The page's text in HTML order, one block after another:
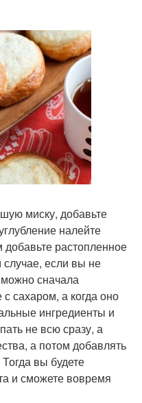
миску, добавьте
налейте
добавьте растопленное
если вы не
сначала
сахаром, а когда оно
ингредиенты и
не всю сразу, а
а потом добавлять
вы будете
и сможете вовремя